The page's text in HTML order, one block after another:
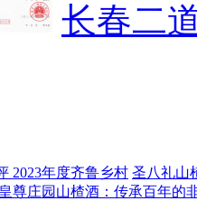
长春二
2023年度齐鲁乡村 圣八礼山
皇尊庄园山楂酒：传承百年的